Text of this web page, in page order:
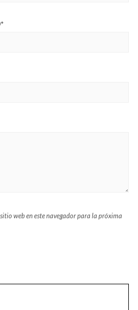
*
web en este navegador para la próxima